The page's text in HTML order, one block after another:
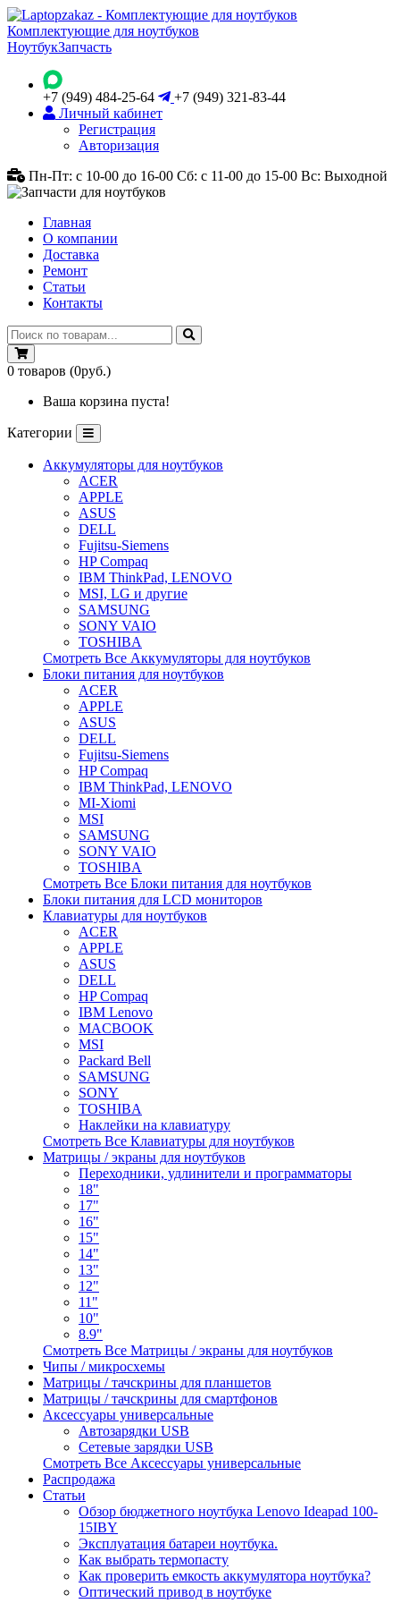
Комплектующие для ноутбуков
НоутбукЗапчасть
+7 (949) 484-25-64
+7 (949) 321-83-44
Личный кабинет
Регистрация
Авторизация
Пн-Пт: с 10-00 до 16-00 Сб: с 11-00 до 15-00 Вс: Выходной
Главная
О компании
Доставка
Ремонт
Статьи
Контакты
0 товаров (0руб.)
Ваша корзина пуста!
Категории
Аккумуляторы для ноутбуков
ACER
APPLE
ASUS
DELL
Fujitsu-Siemens
HP Compaq
IBM ThinkPad, LENOVO
MSI, LG и другие
SAMSUNG
SONY VAIO
TOSHIBA
Смотреть Все Аккумуляторы для ноутбуков
Блоки питания для ноутбуков
ACER
APPLE
ASUS
DELL
Fujitsu-Siemens
HP Compaq
IBM ThinkPad, LENOVO
MI-Xiomi
MSI
SAMSUNG
SONY VAIO
TOSHIBA
Смотреть Все Блоки питания для ноутбуков
Блоки питания для LCD мониторов
Клавиатуры для ноутбуков
ACER
APPLE
ASUS
DELL
HP Compaq
IBM Lenovo
MACBOOK
MSI
Packard Bell
SAMSUNG
SONY
TOSHIBA
Наклейки на клавиатуру
Смотреть Все Клавиатуры для ноутбуков
Матрицы / экраны для ноутбуков
Переходники, удлинители и программаторы
18"
17"
16"
15"
14"
13"
12"
11"
10"
8.9"
Смотреть Все Матрицы / экраны для ноутбуков
Чипы / микросхемы
Матрицы / тачскрины для планшетов
Матрицы / тачскрины для смартфонов
Аксессуары универсальные
Автозарядки USB
Сетевые зарядки USB
Смотреть Все Аксессуары универсальные
Распродажа
Статьи
Обзор бюджетного ноутбука Lenovo Ideapad 100-
15IBY
Эксплуатация батареи ноутбука.
Как выбрать термопасту
Как проверить емкость аккумулятора ноутбука?
Оптический привод в ноутбуке